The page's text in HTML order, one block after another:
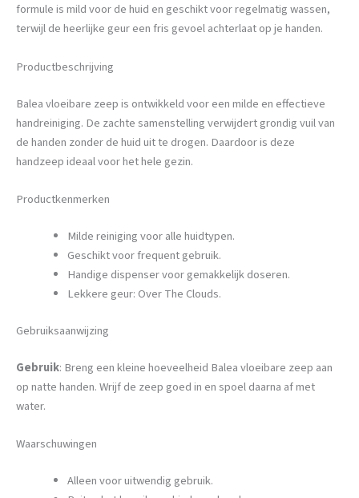
formule is mild voor de huid en geschikt voor regelmatig wassen,
terwijl de heerlijke geur een fris gevoel achterlaat op je handen.
Productbeschrijving
Balea vloeibare zeep is ontwikkeld voor een milde en effectieve
handreiniging. De zachte samenstelling verwijdert grondig vuil van
de handen zonder de huid uit te drogen. Daardoor is deze
handzeep ideaal voor het hele gezin.
Productkenmerken
Milde reiniging voor alle huidtypen.
Geschikt voor frequent gebruik.
Handige dispenser voor gemakkelijk doseren.
Lekkere geur: Over The Clouds.
Gebruiksaanwijzing
Gebruik: Breng een kleine hoeveelheid Balea vloeibare zeep aan
op natte handen. Wrijf de zeep goed in en spoel daarna af met
water.
Waarschuwingen
Alleen voor uitwendig gebruik.